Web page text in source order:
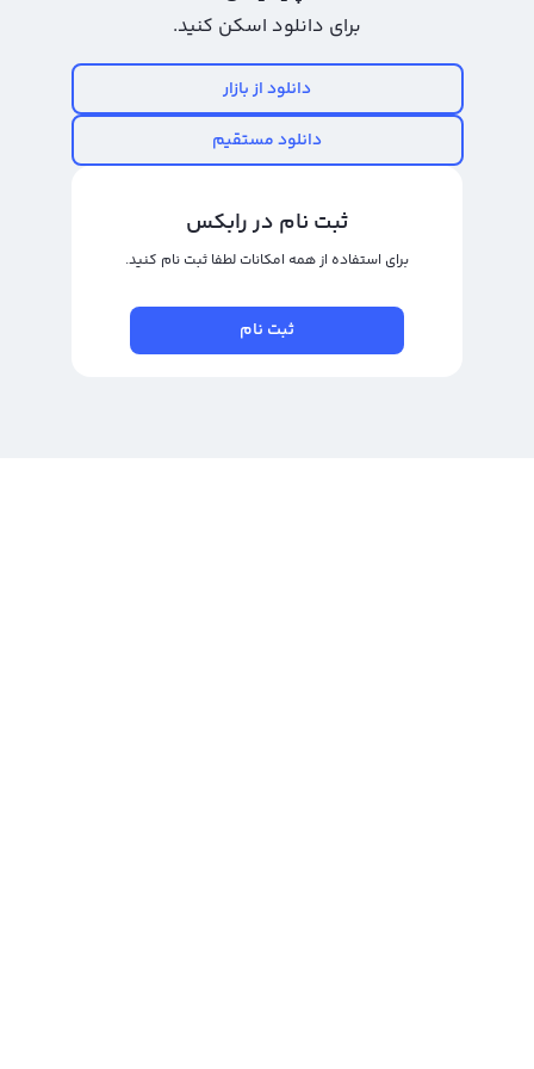
محدودیتی برای مشتریان خود فراهم می‌کند. لذا توصیه می‌شود که در صورت
تصمیم به فروش بوسن پروتکل، با استفاده از خدمات رابکس به سادگی و به همراه
حداکثر سود اقدام کنید و تلاش کنید تا در بازار ارزهای دیجیتال به بهترین شکل
درآمدزایی کنید.
خرید و فروش بوسن پروتکل
متفاوت از سایر ارزهای دیجیتال می‌باشد. این ارز با استفاده از فناوری بلاکچین و
هوش مصنوعی ساخته شده است و در عین حال در اتریوم مبتنی شده است. بوسن
محافظت از حریم شخصی کاربران را نیز تضمین می‌کند. این ارز دیجیتال در حال حاضر
برای دانلود اسکن کنید.
دانلود از بازار
دانلود مستقیم
ثبت نام در رابکس
برای استفاده از همه امکانات لطفا ثبت نام کنید.
ثبت نام